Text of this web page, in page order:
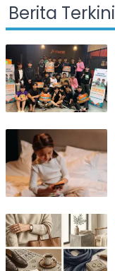
Berita Terkini